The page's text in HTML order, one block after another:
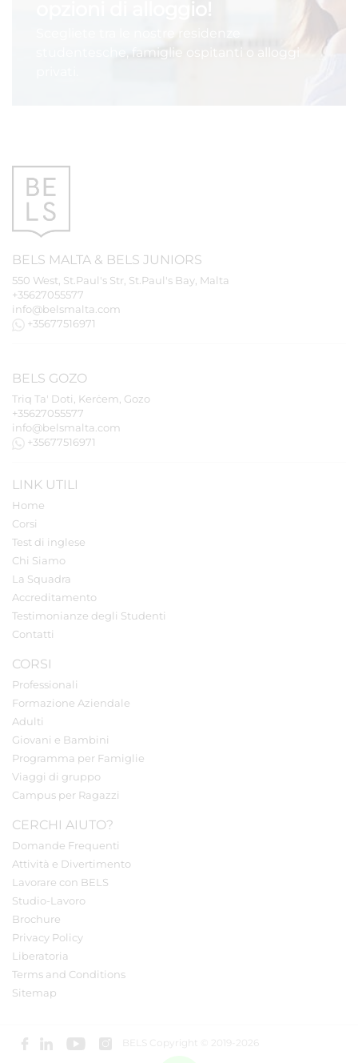
studentesche, famiglie ospitanti o alloggi
BELS MALTA & BELS JUNIORS
550 West, St.Paul's Str, St.Paul's Bay, Malta
+35627055577
info@belsmalta.com
+35677516971
BELS GOZO
Triq Ta' Doti, Kerċem, Gozo
+35627055577
info@belsmalta.com
+35677516971
LINK UTILI
Home
Corsi
Test di inglese
Chi Siamo
La Squadra
Accreditamento
Testimonianze degli Studenti
Contatti
CORSI
Professionali
Formazione Aziendale
Adulti
Giovani e Bambini
Programma per Famiglie
Viaggi di gruppo
Campus per Ragazzi
CERCHI AIUTO?
Domande Frequenti
Attività e Divertimento
Lavorare con BELS
Studio-Lavoro
Brochure
Privacy Policy
Liberatoria
Terms and Conditions
Sitemap
BELS Copyright © 2019-2026